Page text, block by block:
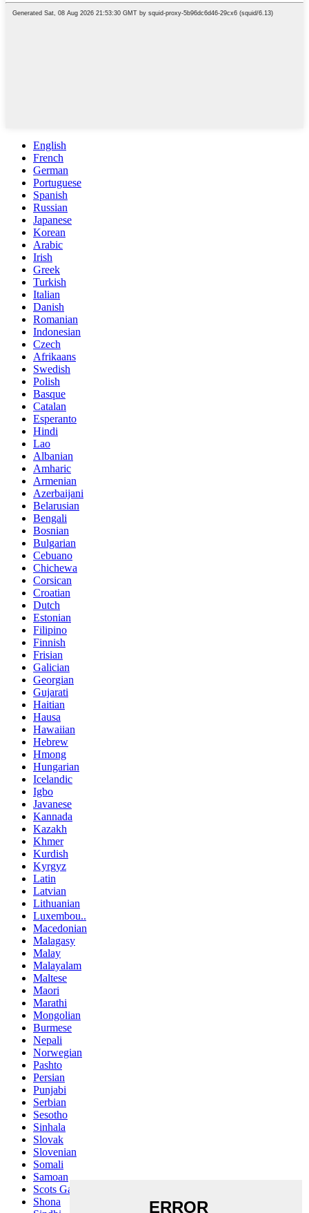
English
French
German
Portuguese
Spanish
Russian
Japanese
Korean
Arabic
Irish
Greek
Turkish
Italian
Danish
Romanian
Indonesian
Czech
Afrikaans
Swedish
Polish
Basque
Catalan
Esperanto
Hindi
Lao
Albanian
Amharic
Armenian
Azerbaijani
Belarusian
Bengali
Bosnian
Bulgarian
Cebuano
Chichewa
Corsican
Croatian
Dutch
Estonian
Filipino
Finnish
Frisian
Galician
Georgian
Gujarati
Haitian
Hausa
Hawaiian
Hebrew
Hmong
Hungarian
Icelandic
Igbo
Javanese
Kannada
Kazakh
Khmer
Kurdish
Kyrgyz
Latin
Latvian
Lithuanian
Luxembou..
Macedonian
Malagasy
Malay
Malayalam
Maltese
Maori
Marathi
Mongolian
Burmese
Nepali
Norwegian
Pashto
Persian
Punjabi
Serbian
Sesotho
Sinhala
Slovak
Slovenian
Somali
Samoan
Scots Gaelic
Shona